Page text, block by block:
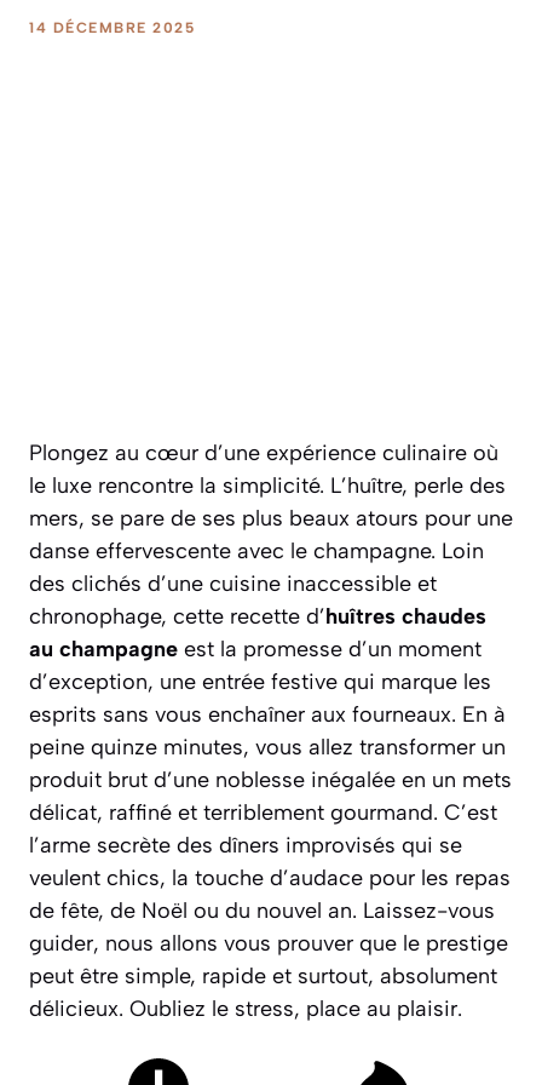
14 DÉCEMBRE 2025
Plongez au cœur d’une expérience culinaire où
le luxe rencontre la simplicité. L’huître, perle des
mers, se pare de ses plus beaux atours pour une
danse effervescente avec le champagne. Loin
des clichés d’une cuisine inaccessible et
chronophage, cette recette d’huîtres chaudes
au champagne est la promesse d’un moment
d’exception, une entrée festive qui marque les
esprits sans vous enchaîner aux fourneaux. En à
peine quinze minutes, vous allez transformer un
produit brut d’une noblesse inégalée en un mets
délicat, raffiné et terriblement gourmand. C’est
l’arme secrète des dîners improvisés qui se
veulent chics, la touche d’audace pour les repas
de fête, de Noël ou du nouvel an. Laissez-vous
guider, nous allons vous prouver que le prestige
peut être simple, rapide et surtout, absolument
délicieux. Oubliez le stress, place au plaisir.